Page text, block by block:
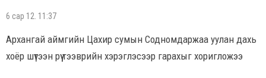
6 сар 12. 11:37
Архангай аймгийн Цахир сумын Содномдаржаа уулан дахь
хоёр шүтээн рүү тээврийн хэрэглэсээр гарахыг хоригложээ